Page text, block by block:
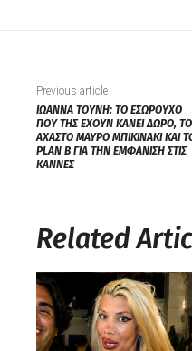
Previous article
ΙΩΑΝΝΑ ΤΟΥΝΗ: ΤΟ ΕΣΩΡΟΥΧΟ
ΠΟΥ ΤΗΣ ΕΧΟΥΝ ΚΑΝΕΙ ΔΩΡΟ, ΤΟ
ΑΧΑΣΤΟ ΜΑΥΡΟ ΜΠΙΚΙΝΑΚΙ ΚΑΙ
PLAN B ΓΙΑ ΤΗΝ ΕΜΦΑΝΙΣΗ ΣΤΙΣ
ΚΑΝΝΕΣ
Related